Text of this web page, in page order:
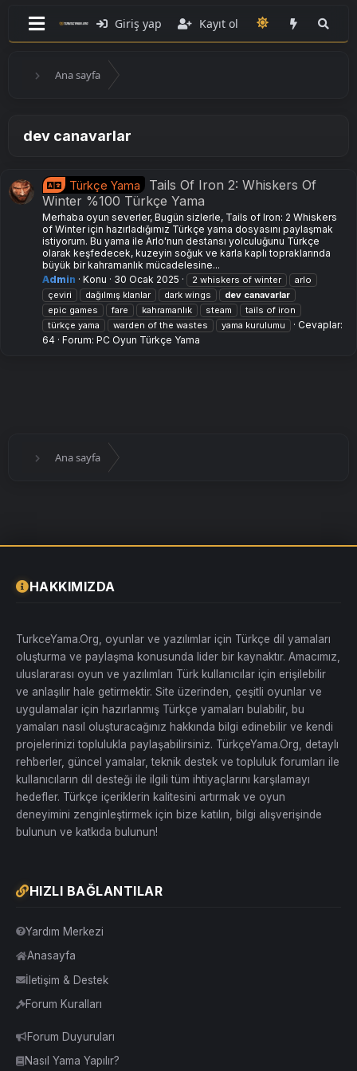
Giriş yap Kayıt ol
Ana sayfa
dev canavarlar
Türkçe Yama
Tails Of Iron 2: Whiskers Of
Winter %100 Türkçe Yama
Merhaba oyun severler, Bugün sizlerle, Tails of Iron: 2 Whiskers
of Winter için hazırladığımız Türkçe yama dosyasını paylaşmak
istiyorum. Bu yama ile Arlo'nun destansı yolculuğunu Türkçe
olarak keşfedecek, kuzeyin soğuk ve karla kaplı topraklarında
büyük bir kahramanlık mücadelesine...
Admin
Konu 30 Ocak 2025 2 whiskers of winter
arlo
çeviri
dağılmış klanlar dark wings dev canavarlar
epic games
fare kahramanlık steam
tails of iron
türkçe yama
warden of the wastes yama kurulumu
Cevaplar:
64 Forum: PC Oyun Türkçe Yama
Ana sayfa
HAKKIMIZDA
TurkceYama.Org, oyunlar ve yazılımlar için Türkçe dil yamaları
oluşturma ve paylaşma konusunda lider bir kaynaktır. Amacımız,
uluslararası oyun ve yazılımları Türk kullanıcılar için erişilebilir
ve anlaşılır hale getirmektir. Site üzerinden, çeşitli oyunlar ve
uygulamalar için hazırlanmış Türkçe yamaları bulabilir, bu
yamaları nasıl oluşturacağınız hakkında bilgi edinebilir ve kendi
projelerinizi toplulukla paylaşabilirsiniz. TürkçeYama.Org, detaylı
rehberler, güncel yamalar, teknik destek ve topluluk forumları ile
kullanıcıların dil desteği ile ilgili tüm ihtiyaçlarını karşılamayı
hedefler. Türkçe içeriklerin kalitesini artırmak ve oyun
deneyimini zenginleştirmek için bize katılın, bilgi alışverişinde
bulunun ve katkıda bulunun!
HIZLI BAĞLANTILAR
Yardım Merkezi
Anasayfa
İletişim & Destek
Forum Kuralları
Forum Duyuruları
Nasıl Yama Yapılır?